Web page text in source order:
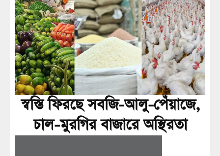
স্বস্তি ফিরছে সবজি-আলু-পেঁয়াজে,
চাল-মুরগির বাজারে অস্থিরতা